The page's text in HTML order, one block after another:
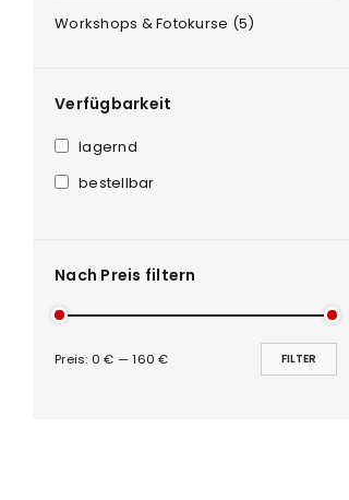
PASSWORT
Workshops & Fotokurse (5)
Verfügbarkeit
lagernd
bestellbar
Nach Preis filtern
FILTER
Preis: 0 € —160 €